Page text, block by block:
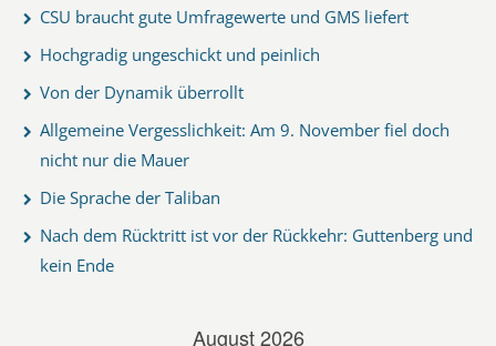
CSU braucht gute Umfragewerte und GMS liefert
Hochgradig ungeschickt und peinlich
Von der Dynamik überrollt
Allgemeine Vergesslichkeit: Am 9. November fiel doch
nicht nur die Mauer
Die Sprache der Taliban
Nach dem Rücktritt ist vor der Rückkehr: Guttenberg und
kein Ende
August 2026